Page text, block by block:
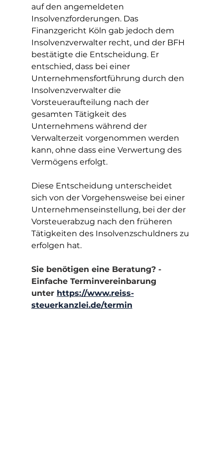
auf den angemeldeten
Insolvenzforderungen. Das
Finanzgericht Köln gab jedoch dem
Insolvenzverwalter recht, und der BFH
bestätigte die Entscheidung. Er
entschied, dass bei einer
Unternehmensfortführung durch den
Insolvenzverwalter die
Vorsteueraufteilung nach der
gesamten Tätigkeit des
Unternehmens während der
Verwalterzeit vorgenommen werden
kann, ohne dass eine Verwertung des
Vermögens erfolgt.
Diese Entscheidung unterscheidet
sich von der Vorgehensweise bei einer
Unternehmenseinstellung, bei der der
Vorsteuerabzug nach den früheren
Tätigkeiten des Insolvenzschuldners zu
erfolgen hat.
Sie benötigen eine Beratung? -
Einfache Terminvereinbarung
unter https://www.reiss-
steuerkanzlei.de/termin